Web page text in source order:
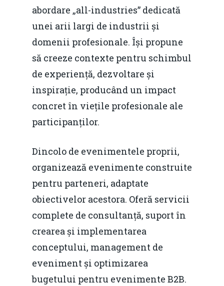
abordare „all-industries” dedicată
unei arii largi de industrii și
domenii profesionale. Își propune
să creeze contexte pentru schimbul
de experiență, dezvoltare și
inspirație, producând un impact
concret în viețile profesionale ale
participanților.
Dincolo de evenimentele proprii,
organizează evenimente construite
pentru parteneri, adaptate
obiectivelor acestora. Oferă servicii
complete de consultanță, suport în
crearea și implementarea
conceptului, management de
eveniment și optimizarea
bugetului pentru evenimente B2B.